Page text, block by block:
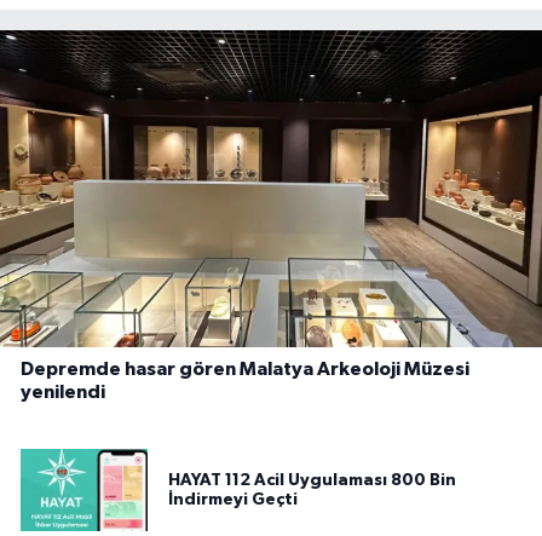
Depremde hasar gören Malatya Arkeoloji Müzesi
yenilendi
HAYAT 112 Acil Uygulaması 800 Bin
İndirmeyi Geçti